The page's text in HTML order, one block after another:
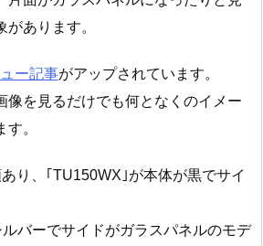
あります。
ー記事がアップされています。
像を見るだけでも何となくのイメー
。
り、｢TU150WX｣が本体が黒でサイ
バーでサイドがガラスパネルのモデ